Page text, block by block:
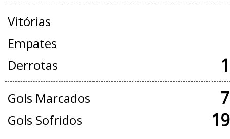
Vitórias
Empates
Derrotas
Gols Marcados
Gols Sofridos